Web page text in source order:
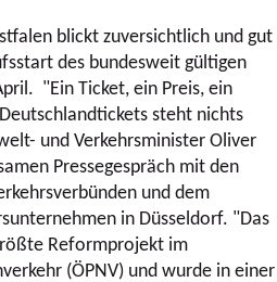
blickt zuversichtlich und gut
des bundesweit gültigen
"Ein Ticket, ein Preis, ein
steht nichts
und Verkehrsminister Oliver
Pressegespräch mit den
und dem
in Düsseldorf. "Das
Reformprojekt im
(ÖPNV) und wurde in einer